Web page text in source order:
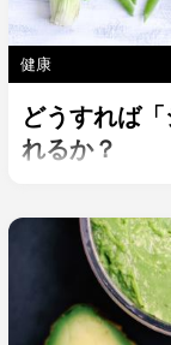
健康
どうすれば
れるか？